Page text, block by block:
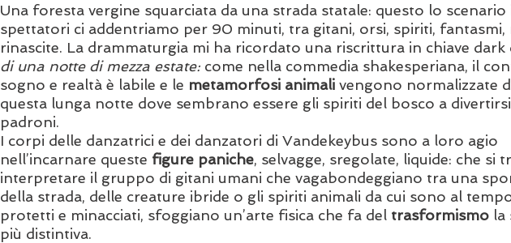
Una foresta vergine squarciata da una strada statale: questo lo scenario
spettatori ci addentriamo per 90 minuti, tra gitani, orsi, spiriti, fantasmi,
rinascite. La drammaturgia mi ha ricordato una riscrittura in chiave dark
di una notte di mezza estate: come nella commedia shakesperiana, il
sogno e realtà è labile e le metamorfosi animali vengono normalizzate
questa lunga notte dove sembrano essere gli spiriti del bosco a
padroni.
I corpi delle danzatrici e dei danzatori di Vandekeybus sono a loro agio
nell’incarnare queste figure paniche, selvagge, sregolate, liquide: che si
interpretare il gruppo di gitani umani che vagabondeggiano tra una
della strada, delle creature ibride o gli spiriti animali da cui sono al
protetti e minacciati, sfoggiano un’arte fisica che fa del trasformismo la
più distintiva.